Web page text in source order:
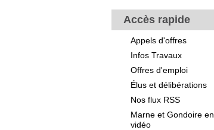
Accès rapide
Appels d'offres
Infos Travaux
Offres d'emploi
Élus et délibérations
Nos flux RSS
Marne et Gondoire en
vidéo